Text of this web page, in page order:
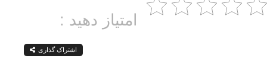
امتیاز دهید :
اشتراک گذاری